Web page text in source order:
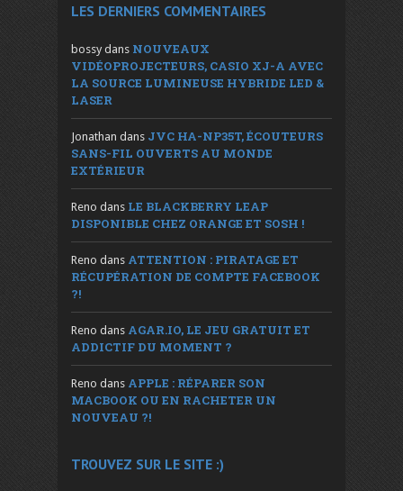
LES DERNIERS COMMENTAIRES
bossy dans NOUVEAUX
VIDÉOPROJECTEURS, CASIO XJ-A AVEC
LA SOURCE LUMINEUSE HYBRIDE LED &
LASER
Jonathan dans JVC HA-NP35T, ÉCOUTEURS
SANS-FIL OUVERTS AU MONDE
EXTÉRIEUR
Reno dans LE BLACKBERRY LEAP
DISPONIBLE CHEZ ORANGE ET SOSH !
Reno dans ATTENTION : PIRATAGE ET
RÉCUPÉRATION DE COMPTE FACEBOOK
?!
Reno dans AGAR.IO, LE JEU GRATUIT ET
ADDICTIF DU MOMENT ?
Reno dans APPLE : RÉPARER SON
MACBOOK OU EN RACHETER UN
NOUVEAU ?!
TROUVEZ SUR LE SITE :)